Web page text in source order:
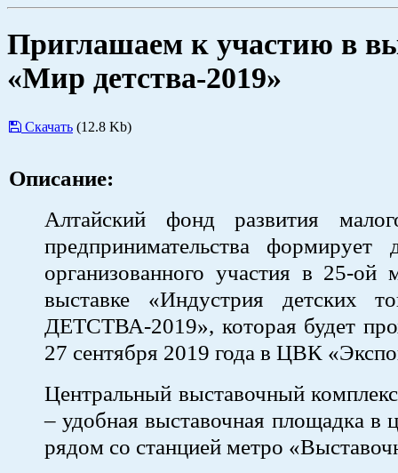
Приглашаем к участию в
«Мир детства-2019»
Скачать (12.8 Kb)
Описание:
Алтайский фонд развития
предпринимательства формирует
организованного участия в 25-ой
выставке «Индустрия детских
ДЕТСТВА-2019», которая будет
27 сентября 2019 года в ЦВК
Центральный выставочный
– удобная выставочная площадка в
рядом со станцией метро